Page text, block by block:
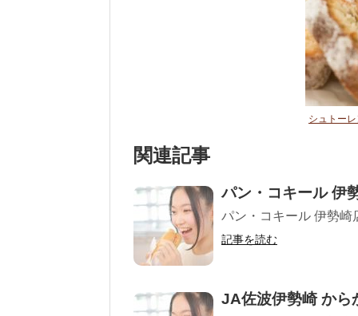
シュトー
関連記事
パン・コキール 伊
パン・コキール 伊勢崎
記事を読む
JA佐波伊勢崎 から